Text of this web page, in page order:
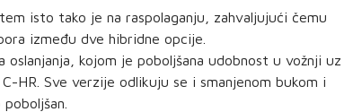
isto tako je na raspolaganju, zahvaljujući čemu
između dve hibridne opcije.
kojom je poboljšana udobnost u vožnji uz
HR. Sve verzije odlikuju se i smanjenom bukom i